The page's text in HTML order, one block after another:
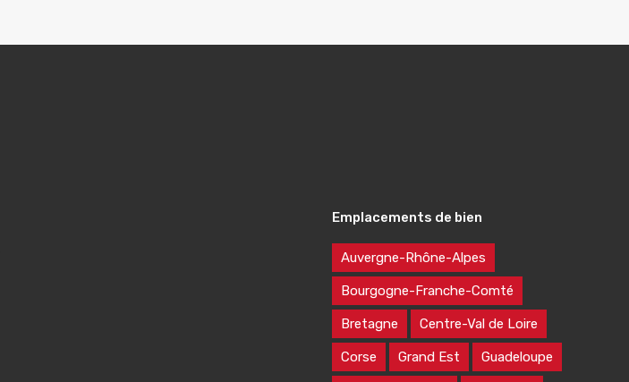
Emplacements de bien
Auvergne-Rhône-Alpes
Bourgogne-Franche-Comté
Bretagne Centre-Val de Loire
Corse Grand Est Guadeloupe